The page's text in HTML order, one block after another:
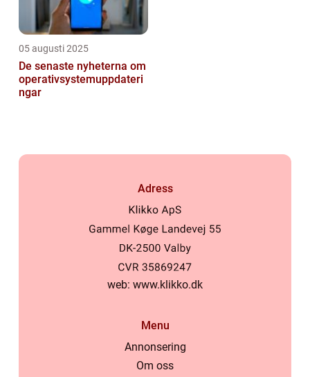
05 augusti 2025
De senaste nyheterna om
operativsystemuppdateri
ngar
Adress
web: www.klikko.dk
Menu
Annonsering
Om oss